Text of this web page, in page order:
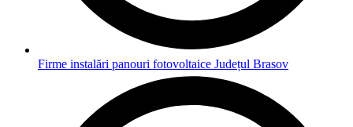
Firme instalări panouri fotovoltaice Județul Brasov